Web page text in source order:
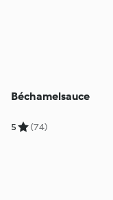
Béchamelsauce
5 (74)